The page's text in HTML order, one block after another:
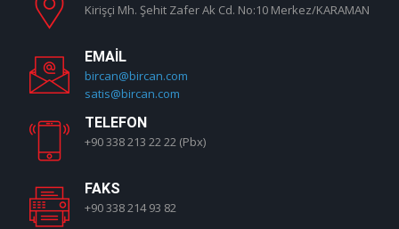
Kirişçi Mh. Şehit Zafer Ak Cd. No:10 Merkez/KARAMAN
EMAIL
bircan@bircan.com
satis@bircan.com
TELEFON
+90 338 213 22 22 (Pbx)
FAKS
+90 338 214 93 82